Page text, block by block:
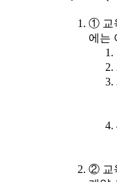
① 교
에는
② 교